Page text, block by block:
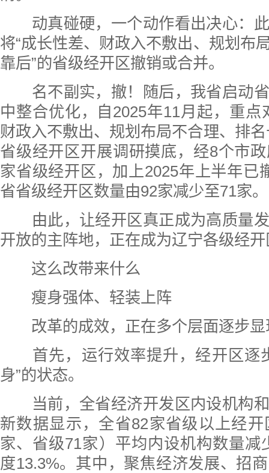
动真碰硬，一个动作看出决心：此
将“成长性差、财政入不敷出、规划布
靠后”的省级经开区撤销或合并。
名不副实，撤！随后，我省启动省
中整合优化，自2025年11月起，重点
财政入不敷出、规划布局不合理、排
省级经开区开展调研摸底，经8个市
家省级经开区，加上2025年上半年已
省省级经开区数量由92家减少至71家。
由此，让经开区真正成为高质量发
开放的主阵地，正在成为辽宁各级经
这么改带来什么
瘦身强体、轻装上阵
改革的成效，正在多个层面逐步显
首先，运行效率提升，经开区逐
身”的状态。
当前，全省经济开发区内设机构和
新数据显示，全省82家省级以上经
家、省级71家）平均内设机构数量减
度13.3%。其中，聚焦经济发展、招